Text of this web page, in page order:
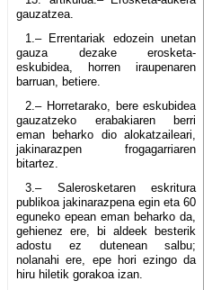
gauzatzea.
1.– Errentariak edozein unetan
gauza dezake erosketa-
eskubidea, horren iraupenaren
barruan, betiere.
2.– Horretarako, bere eskubidea
gauzatzeko erabakiaren berri
eman beharko dio alokatzaileari,
jakinarazpen frogagarriaren
bitartez.
3.– Salerosketaren eskritura
publikoa jakinarazpena egin eta 60
eguneko epean eman beharko da,
gehienez ere, bi aldeek besterik
adostu ez dutenean salbu;
nolanahi ere, epe hori ezingo da
hiru hiletik gorakoa izan.